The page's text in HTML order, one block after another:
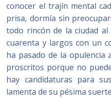
conocer el trajín mental
prisa, dormía sin
todo rincón de la ciudad
cuarenta y largos con un
ha pasado de la opulencia
proscritos porque no
hay candidaturas para
lamenta de su pésima